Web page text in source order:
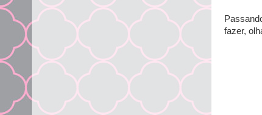
fazer,